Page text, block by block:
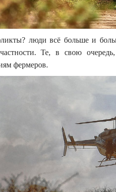
люди всё больше и
Те, в свою
фермеров.